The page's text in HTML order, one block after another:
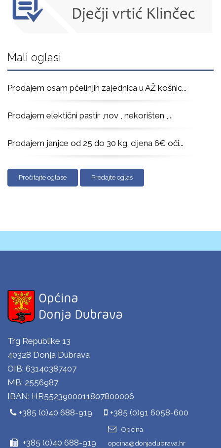
Mali oglasi
Prodajem osam pčelinjih zajednica u AŽ košnic...
Prodajem elektični pastir ,nov , nekorišten , ...
Prodajem janjce od 25 do 30 kg. cijena 6€ oči...
Pročitajte oglase Predajte oglas
Trg Republike 13
40328 Donja Dubrava
OIB: 63140387407
MB: 2556987
IBAN: HR5523900011807800006
+385 (0)40 688-919
+385 (0)91 6058-600
+385 (0)40 688-919
Općina
opcina@donjadubrava.hr